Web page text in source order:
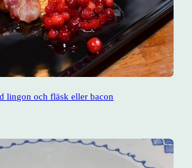
lingon och fläsk eller bacon